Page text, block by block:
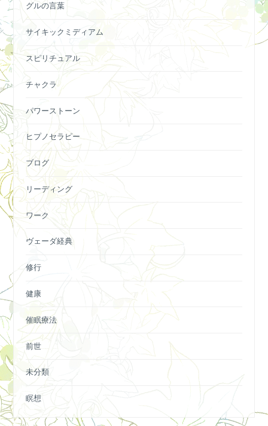
グルの言葉
サイキックミディアム
スピリチュアル
チャクラ
パワーストーン
ヒプノセラピー
ブログ
リーディング
ワーク
ヴェーダ経典
修行
健康
催眠療法
前世
未分類
瞑想